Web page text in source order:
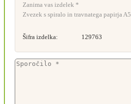
Zanima vas izdelek *
Zvezek s spiralo in travnatega papirja A5
Šifra izdelka: 129763